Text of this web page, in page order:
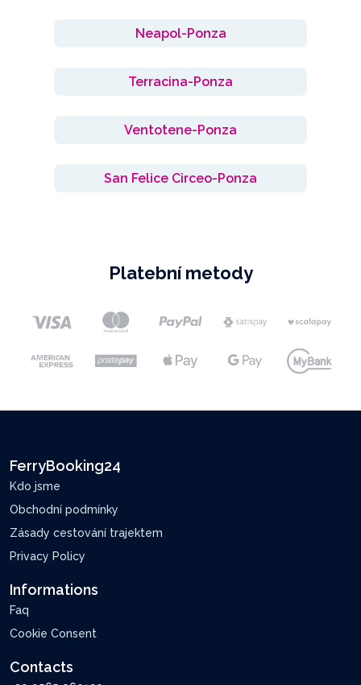
Neapol-Ponza
Terracina-Ponza
Ventotene-Ponza
San Felice Circeo-Ponza
Platební metody
FerryBooking24
Kdo jsme
Obchodní podmínky
Zásady cestování trajektem
Privacy Policy
Informations
Faq
Cookie Consent
Contacts